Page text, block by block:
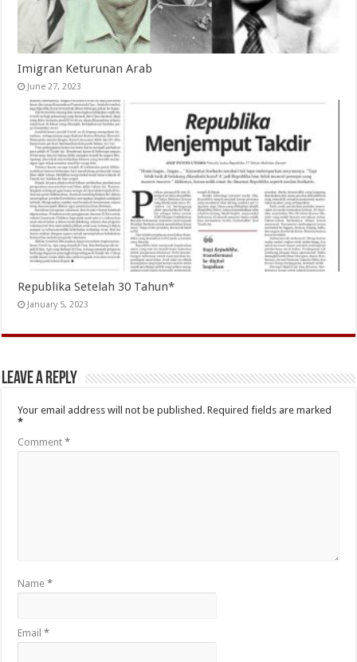
Imigran Keturunan Arab
June 27, 2023
Republika Setelah 30 Tahun*
January 5, 2023
Leave a Reply
Your email address will not be published. Required fields are marked
*
Comment*
Name*
Email*